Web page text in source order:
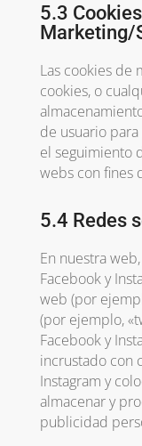
5.3
Marketing/
Las cookies de
cookies, o
de usuario
el seguimiento
webs con fines
5.4 Redes
En nuestra
Facebook y
web (por
(por ejemplo,
Facebook y
incrustado con
Instagram y
almacenar y
publicidad